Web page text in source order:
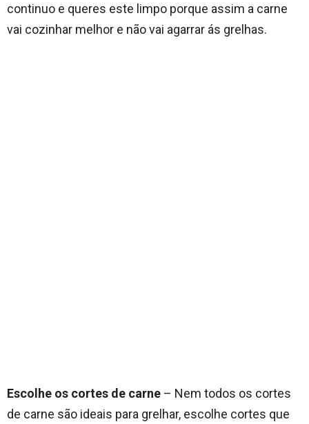
continuo e queres este limpo porque assim a carne
vai cozinhar melhor e não vai agarrar ás grelhas.
Escolhe os cortes de carne – Nem todos os cortes
de carne são ideais para grelhar, escolhe cortes que